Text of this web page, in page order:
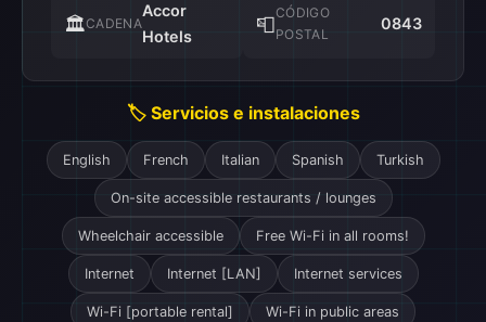
🏛️CADENA
Accor
Hotels
📮CÓDIGO
POSTAL
0843
🏷️ Servicios e instalaciones
English French Italian Spanish Turkish
On-site accessible restaurants / lounges
Wheelchair accessible Free Wi-Fi in all rooms!
Internet Internet [LAN] Internet services
Wi-Fi [portable rental] Wi-Fi in public areas